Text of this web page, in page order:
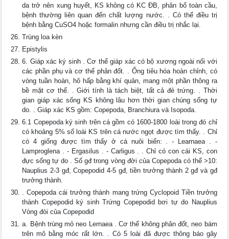
da trở nên xung huyết, KS không có KC ĐB, phân bố toàn cầu,
bệnh thường liên quan đến chất lượng nước. . Có thể điều trị
bệnh bằng CuSO4 hoặc formalin nhưng cần điều trị nhắc lại.
Trùng loa kèn
Epistylis
6. Giáp xác ký sinh . Cơ thể giáp xác có bộ xương ngoài nối với
các phần phụ và cơ thể phân đốt. . Ống tiêu hóa hoàn chỉnh, có
vòng tuần hoàn, hô hấp bằng khí quản, mang một phần thông ra
bề mặt cơ thể. . Giới tính là tách biệt, tất cả đẻ trứng. . Thời
gian giáp xác sống KS không lâu hơn thời gian chúng sống tự
do. . Giáp xác KS gồm: Copepoda, Branchiura và Isopoda.
6.1 Copepoda ký sinh trên cá gồm có 1600-1800 loài trong đó chỉ
có khoảng 5% số loài KS trên cá nước ngọt được tìm thấy. . Chỉ
có 4 giống được tìm thấy ở cá nuôi biển: . - Learnaea . -
Lamproglena . - Ergasilus . - Carligus . . Chỉ có con cái KS, con
đực sống tự do . Số gđ trong vòng đời của Copepoda có thể >10:
Nauplius 2-3 gđ, Copepodid 4-5 gđ, tiền trưởng thành 2 gđ và gđ
trưởng thành.
. Copepoda cái trưởng thành mang trứng Cyclopoid Tiền trưởng
thành Copepodid ký sinh Trứng Copepodid bơi tự do Nauplius
Vòng đòi của Copepodid
a. Bệnh trùng mỏ neo Lernaea . Cơ thể không phân đốt, neo bám
trên mô bằng móc rất lớn. . Có 5 loài đã được thông báo gây